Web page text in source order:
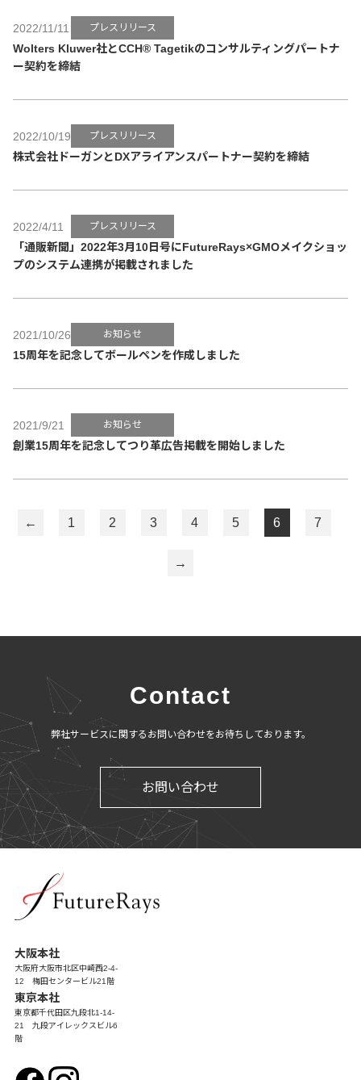
2022/11/11 プレスリリース
Wolters Kluwer社とCCH® Tagetikのコンサルティングパートナ
ー契約を締結
2022/10/19 プレスリリース
株式会社ドーガンとDXアライアンスパートナー契約を締結
2022/4/11 プレスリリース
「通販新聞」2022年3月10日号にFutureRays×GMOメイクショッ
プのシステム連携が掲載されました
2021/10/26 お知らせ
15周年を記念してボールペンを作成しました
2021/9/21 お知らせ
創業15周年を記念してつり革広告掲載を開始しました
← 1 2 3 4 5 6 7
→
Contact
弊社サービスに関するお問い合わせをお待ちしております。
お問い合わせ
大阪本社
大阪府大阪市北区中崎西2-4-
12 梅田センタービル21階
東京本社
東京都千代田区九段北1-14-
21 九段アイレックスビル6
階